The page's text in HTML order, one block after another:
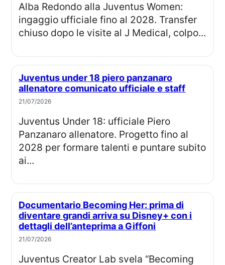
Alba Redondo alla Juventus Women:
ingaggio ufficiale fino al 2028. Transfer
chiuso dopo le visite al J Medical, colpo...
Juventus under 18 piero panzanaro
allenatore comunicato ufficiale e staff
21/07/2026
Juventus Under 18: ufficiale Piero
Panzanaro allenatore. Progetto fino al
2028 per formare talenti e puntare subito
ai...
Documentario Becoming Her: prima di
diventare grandi arriva su Disney+ con i
dettagli dell’anteprima a Giffoni
21/07/2026
Juventus Creator Lab svela “Becoming